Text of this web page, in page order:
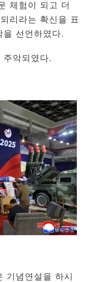
체험이 되고 더
리라는 확신을 표
을 선언하였다.
주악되였다.
기념연설을 하시